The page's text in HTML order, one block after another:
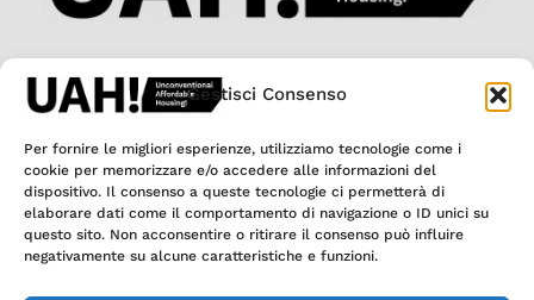
Gestisci Consenso
Per fornire le migliori esperienze, utilizziamo tecnologie come i
cookie per memorizzare e/o accedere alle informazioni del
dispositivo. Il consenso a queste tecnologie ci permetterà di
elaborare dati come il comportamento di navigazione o ID unici su
questo sito. Non acconsentire o ritirare il consenso può influire
negativamente su alcune caratteristiche e funzioni.